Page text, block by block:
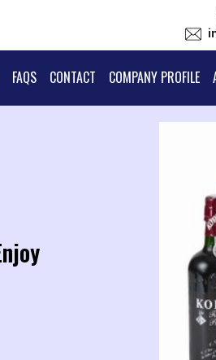
FAQS CONTACT COMPANY PROFILE